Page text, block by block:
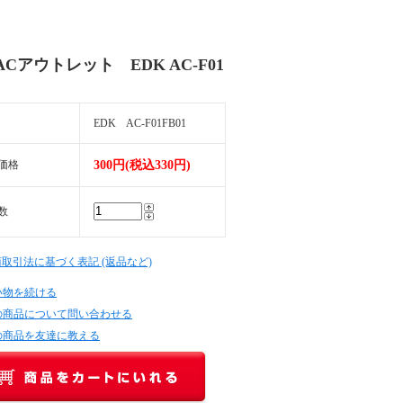
アウトレット EDK AC-F01
EDK AC-F01FB01
格 300円(税込330円)
引法に基づく表記 (返品など)
物を続ける
商品について問い合わせる
商品を友達に教える